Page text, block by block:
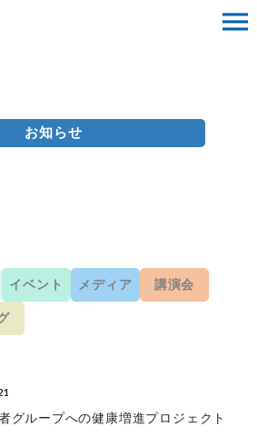
お知らせ
イベント メディア 講演会
グループへの健康増進プロジェクト